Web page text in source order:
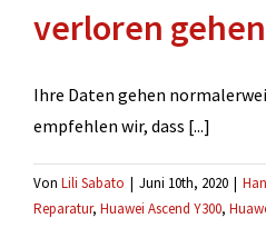
verloren
Ihre Daten gehen
empfehlen wir, dass [...]
Von Lili Sabato | Juni 10th, 2020 |
Reparatur, Huawei Ascend Y300,